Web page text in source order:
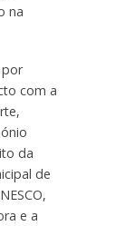
na
por
com a
da
de
e a